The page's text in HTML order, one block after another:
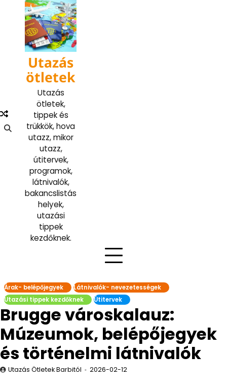
content
Utazás
ötletek
Utazás
ötletek,
tippek és
trükkök, hova
utazz, mikor
utazz,
útitervek,
programok,
látnivalók,
bakancslistás
helyek,
utazási
tippek
kezdőknek.
Árak- belépőjegyek
Látnivalók- nevezetességek
Utazási tippek kezdőknek
Útitervek
Brugge városkalauz:
Múzeumok, belépőjegyek
és történelmi látnivalók
Utazás Ötletek Barbitól 2026-02-12